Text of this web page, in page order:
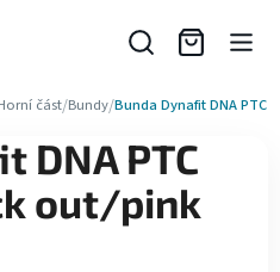
část/Bundy/Bunda Dynafit DNA PTC
DNA PTC
out/pink